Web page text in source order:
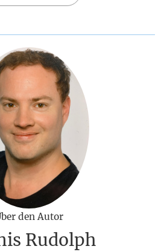
den Autor
Rudolph